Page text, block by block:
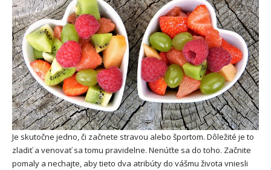
Je skutočne jedno, či začnete stravou alebo športom. Dôležité je to
zladiť a venovať sa tomu pravidelne. Nenúťte sa do toho. Začnite
pomaly a nechajte, aby tieto dva atribúty do vášmu života vniesli